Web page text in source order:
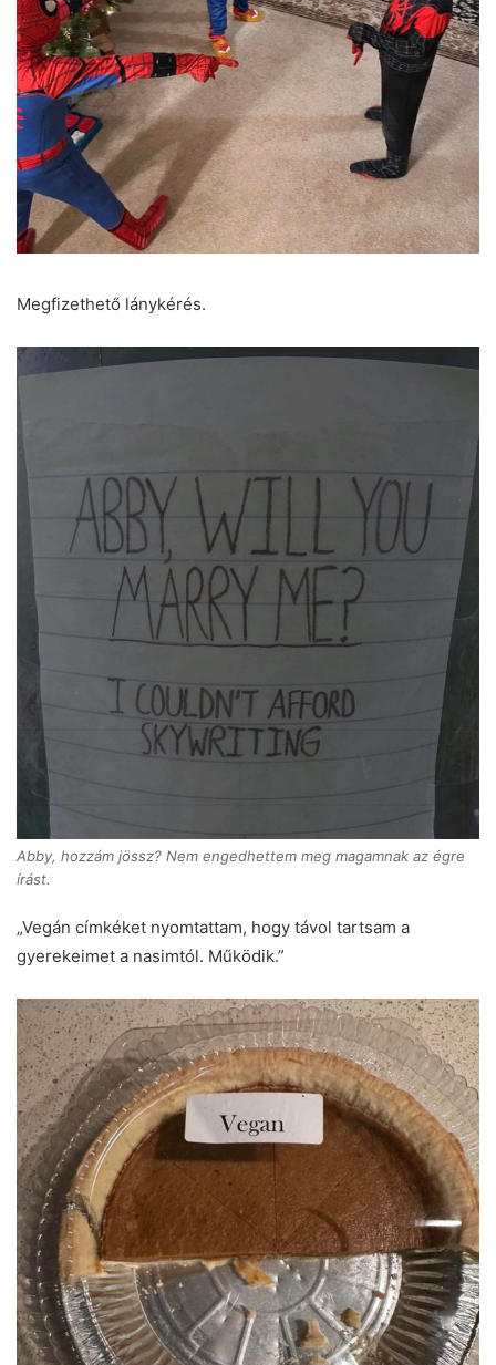
Megfizethető lánykérés.
Abby, hozzám jössz? Nem engedhettem meg magamnak az égre
írást.
„Vegán címkéket nyomtattam, hogy távol tartsam a
gyerekeimet a nasimtól. Működik.”